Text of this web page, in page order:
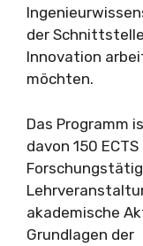
der
Innovation
möchten.
Das Programm
davon 150
akademische
Grundlagen der